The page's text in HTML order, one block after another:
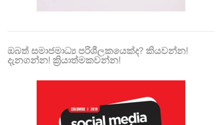
ඔබත් සමාජමාධ්‍ය පරිශීලකයෙක්ද? කියවන්න!
දැනගන්න! ක්‍රියාත්මකවන්න!